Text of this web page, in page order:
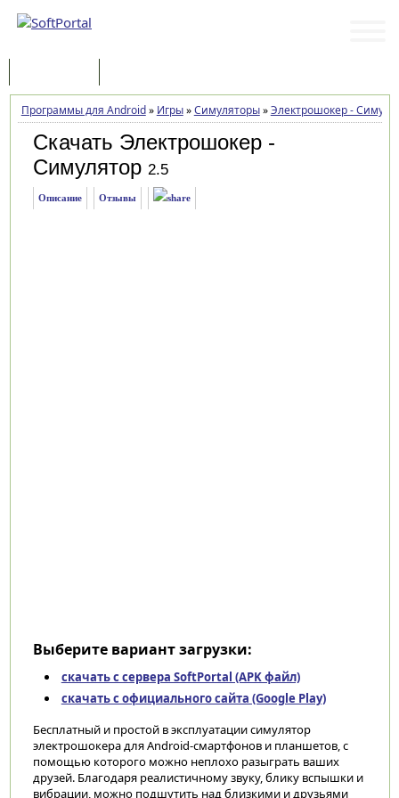
Программы для Android» Игры»Симуляторы»Электрошокер -
Скачать Электрошокер -
Симулятор 2.5
Описание Отзывы
Выберите вариант загрузки:
скачать с сервера SoftPortal (APK файл)
скачать с официального сайта (Google Play)
Бесплатный и простой в эксплуатации симулятор
электрошокера для Android-смартфонов и планшетов, с
помощью которого можно неплохо разыграть ваших
друзей. Благодаря реалистичному звуку, блику вспышки и
вибрации, можно подшутить над близкими и друзьями